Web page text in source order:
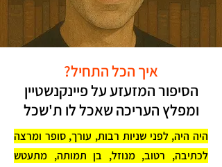
איך הכל התחיל?
הסיפור המזעזע על פיינקנשטיין
ומפלץ העריכה שאכל לו ת'שכל
היה היה, לפני שניות רבות, עורך, סופר ומרצה
לכתיבה, רטוב, מנוזל, בן תמותה, מתעטש